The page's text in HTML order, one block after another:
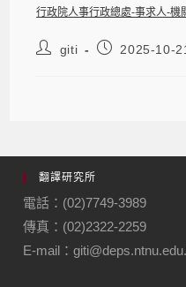
行政院人事行政總處-事求人-機
giti 2025-10-
翻譯研究所
電話：(02)7749-3989
傳真：(02)2322-2259
E-mail：